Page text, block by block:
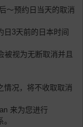
〜预约日当天的取消
日3天前的日本时间
被视为无断取消并且
情况，将不收取取消
来为您进行